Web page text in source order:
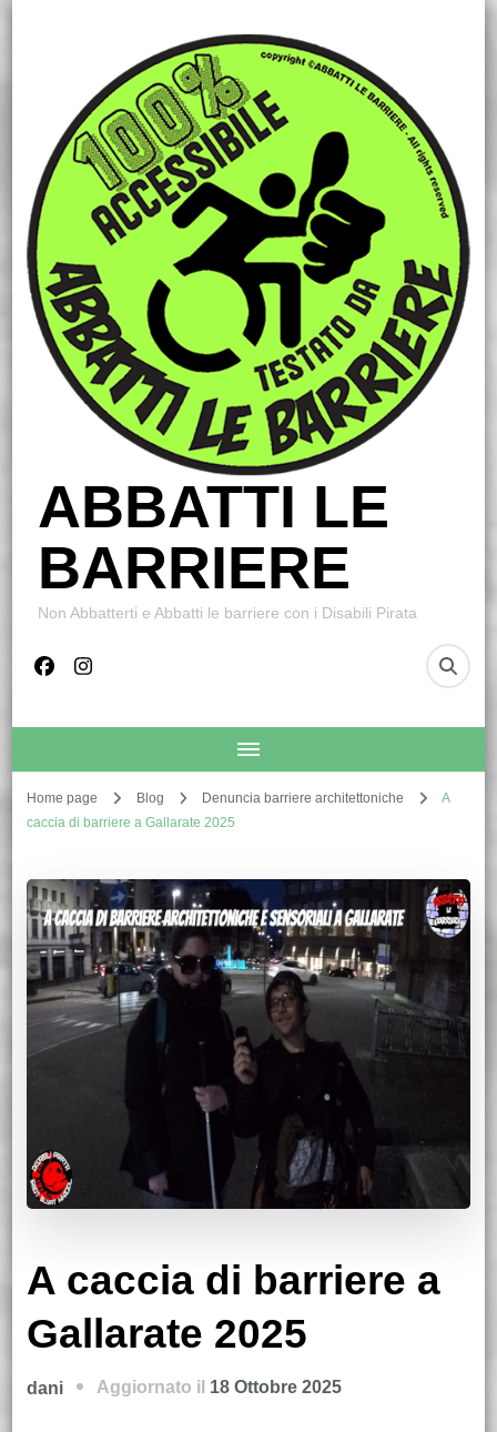
ABBATTI LE
BARRIERE
Non Abbatterti e Abbatti le barriere con i Disabili Pirata
Home page Blog Denuncia barriere architettoniche
A
caccia di barriere a Gallarate 2025
A caccia di barriere a
Gallarate 2025
dani Aggiornato il 18 Ottobre 2025